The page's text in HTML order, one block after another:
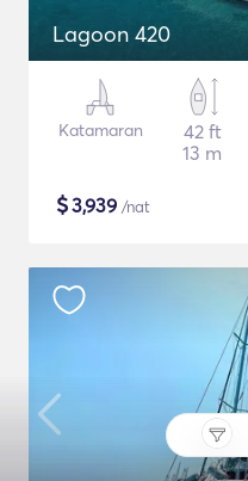
Lagoon 420
Katamaran
42 ft
13 m
$3,939 /nat